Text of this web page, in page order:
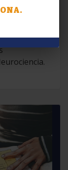
el